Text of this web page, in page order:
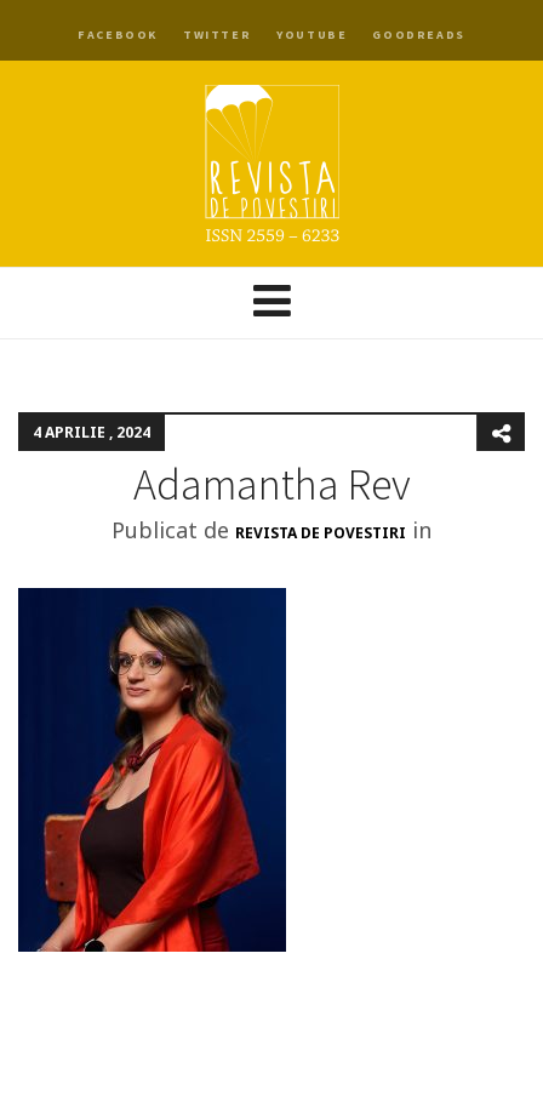
FACEBOOK TWITTER YOUTUBE GOODREADS
4 APRILIE , 2024
Adamantha Rev
Publicat de REVISTA DE POVESTIRI in